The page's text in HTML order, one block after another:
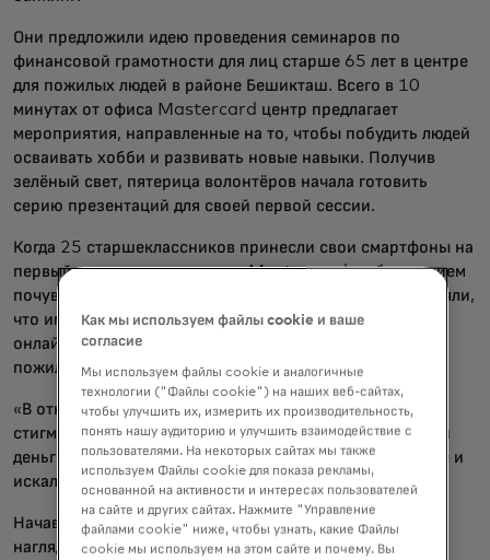
Они предложили идею проведения семинаров по
финансовой грамотности для лиц старше 65 лет в центре
для пожилых людей в районе Бешикташ. Всего в 10
минутах от офиса Mastercard центр предлагает
мероприятия, направленные на то, чтобы побудить людей
осваивать хобби и развивать новые навыки. Получив
зелёный свет, пятерица волонтёров начала готовить
серию презентаций для своей первой сессии.
Когда 25 старшеклассников принесли свои смартфоны на
первый урок, члены команды Mastercard с облегчением
почувствовали, что попали в правильную тему, но поняли,
что им нужно найти способы бороться с недоверием к
онлайн-транзакциям, которое испытывали многие
пожилые люди.
«В отношении мобильных приложений существовала
стигма, например: 'Если я войду, то кто-то украдёт мои
деньги'», — говорит Капланги. «Все они были напуганы и
искали уверенности.»
Начав с основ, Капланги и его команда разработали
наглядные материалы, чтобы помочь пользователям
Как мы используем файлы cookie и ваше
согласие
Мы используем файлы cookie и аналогичные
технологии ("Файлы cookie") на наших веб-сайтах,
чтобы улучшить их, измерить их производительность,
понять нашу аудиторию и улучшить взаимодействие с
пользователями. На некоторых сайтах мы также
используем Файлы cookie для показа рекламы,
основанной на активности и интересах пользователей
на сайте и других сайтах. Нажмите "Управление
файлами cookie" ниже, чтобы узнать, какие Файлы
cookie мы используем на этом сайте и почему. Вы